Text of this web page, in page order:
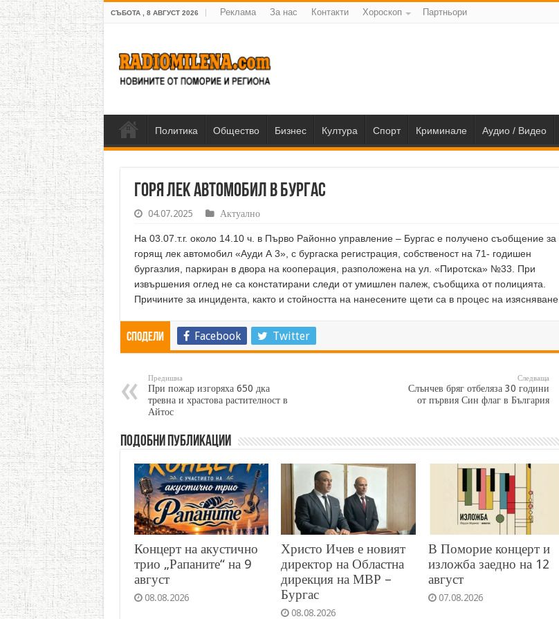
СЪБОТА , 8 АВГУСТ 2026 Реклама За нас Контакти Хороскоп Партньори
Политика Общество Бизнес Култура Спорт Криминале Аудио / Видео
Горя лек автомобил в Бургас
04.07.2025 Актуално
На 03.07.т.г. около 14.10 ч. в Първо Районно управление – Бургас е получено съобщение за
горящ лек автомобил «Ауди А 3», с бургаска регистрация, собственост на 71- годишен
бургазлия, паркиран в двора на кооперация, разположена на ул. «Пиротска» №33. При
извършения оглед не са констатирани следи от умишлен палеж, съобщиха от полицията.
Причините за инцидента, както и стойността на нанесените щети са в процес на изясняване.
Сподели Facebook Twitter
Предишна
При пожар изгоряха 650 дка
тревна и храстова растителност в
Айтос
Следваща
Слънчев бряг отбеляза 30 години
от първия Син флаг в България
Подобни публикации
Концерт на акустично
трио „Рапаните“ на 9
август
08.08.2026
Христо Ичев е новият
директор на Областна
дирекция на МВР –
Бургас
08.08.2026
В Поморие концерт и
изложба заедно на 12
август
07.08.2026